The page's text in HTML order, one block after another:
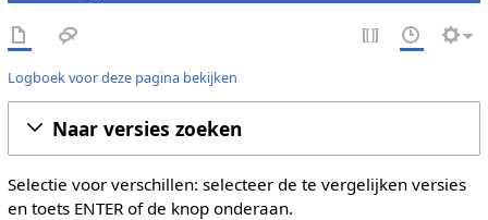
Logboek voor deze pagina bekijken
Naar versies zoeken
Selectie voor verschillen: selecteer de te vergelijken versies
en toets ENTER of de knop onderaan.